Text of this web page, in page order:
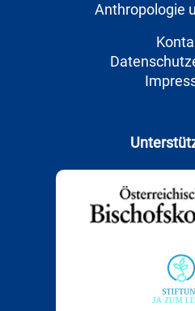
Anthropologie